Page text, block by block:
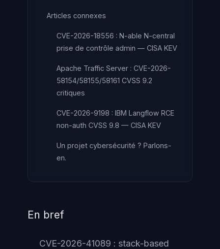
Articles connexes
CVE-2026-18556 : N-able N-central
prise de contrôle admin — CISA KEV
Apache Traffic Server : CVE-2026-
58154/58155/58161 CVSS 9.2
critiques
CVE-2026-9198 : IBM Langflow RCE
non-auth CVSS 9.8 — CISA KEV
Un projet cybersécurité ? Parlons-
en.
En bref
CVE-2026-41089 : stack-based